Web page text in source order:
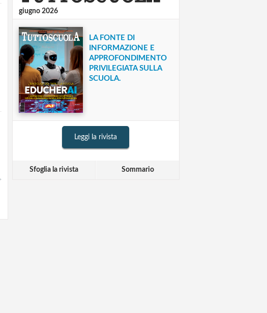
giugno 2026
LA FONTE DI
INFORMAZIONE E
APPROFONDIMENTO
PRIVILEGIATA SULLA
SCUOLA.
Leggi la rivista
Sfoglia la rivista Sommario